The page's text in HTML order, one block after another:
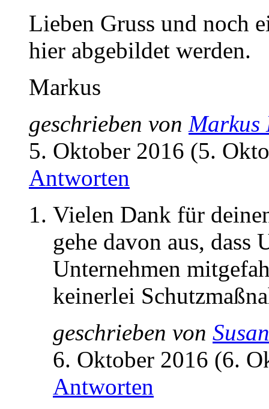
Lieben Gruss und noch
hier abgebildet werden.
Markus
geschrieben von Markus
5. Oktober 2016 (5.
Antworten
Vielen Dank für
gehe davon aus, dass
Unternehmen
keinerlei
geschrieben von
6. Oktober 2016 (6.
Antworten